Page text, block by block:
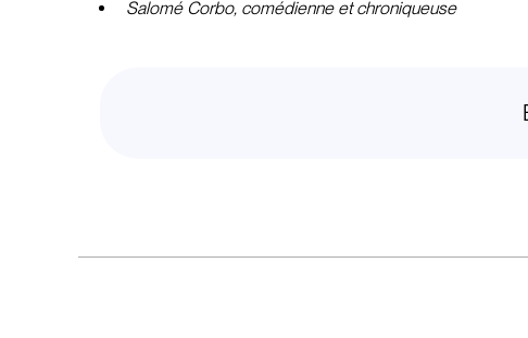
Salomé Corbo, comédienne et chroniqueuse